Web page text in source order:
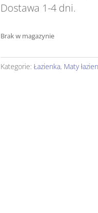
Dostawa 1-4 dni.
Brak w magazynie
Kategorie: Łazienka, Maty